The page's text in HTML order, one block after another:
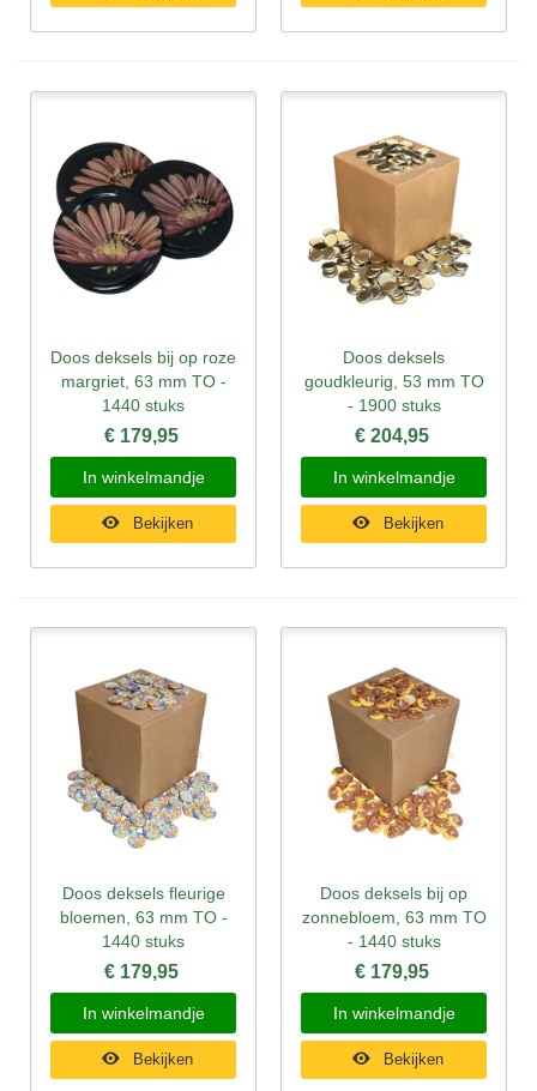
Doos deksels bij op roze
margriet, 63 mm TO -
1440 stuks
€ 179,95
In winkelmandje
Bekijken
Doos deksels
goudkleurig, 53 mm TO
- 1900 stuks
€ 204,95
In winkelmandje
Bekijken
Doos deksels fleurige
bloemen, 63 mm TO -
1440 stuks
€ 179,95
In winkelmandje
Bekijken
Doos deksels bij op
zonnebloem, 63 mm TO
- 1440 stuks
€ 179,95
In winkelmandje
Bekijken